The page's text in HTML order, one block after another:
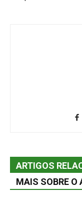
ARTIGOS
MAIS SOBRE O